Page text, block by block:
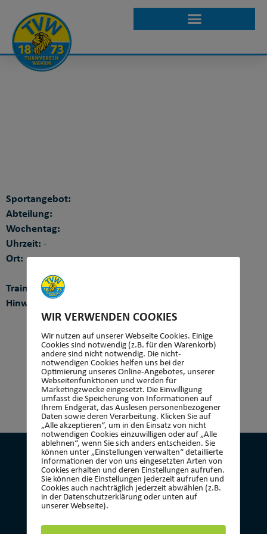
WPMP KURSE
DETAILANSICHT
Sportangebot:
Abteilung:
Wochentag:
Uhrzeit: -
Ort:
Trainer:
Hinweis:
KONTAKT
Turnverein 1873 Wehen e.V.
WIR VERWENDEN COOKIES
Wir nutzen auf unserer Webseite Cookies. Einige
Cookies sind notwendig (z.B. für den Warenkorb)
andere sind nicht notwendig. Die nicht-
notwendigen Cookies helfen uns bei der
Optimierung unseres Online-Angebotes, unserer
Webseitenfunktionen und werden für
Marketingzwecke eingesetzt. Die Einwilligung
umfasst die Speicherung von Informationen auf
Ihrem Endgerät, das Auslesen personenbezogener
Daten sowie deren Verarbeitung. Klicken Sie auf
„Alle akzeptieren“, um in den Einsatz von nicht
notwendigen Cookies einzuwilligen oder auf „Alle
ablehnen“, wenn Sie sich anders entscheiden. Sie
können unter „Einstellungen verwalten“ detaillierte
Informationen der von uns eingesetzten Arten von
Cookies erhalten und deren Einstellungen aufrufen.
Sie können die Einstellungen jederzeit aufrufen und
Cookies auch nachträglich jederzeit abwählen (z.B.
in der Datenschutzerklärung oder unten auf
unserer Webseite).